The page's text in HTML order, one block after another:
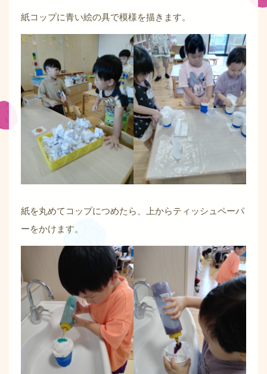
紙コップに青い絵の具で模様を描きます。
紙を丸めてコップにつめたら、上からティッシュペーパ
ーをかけます。